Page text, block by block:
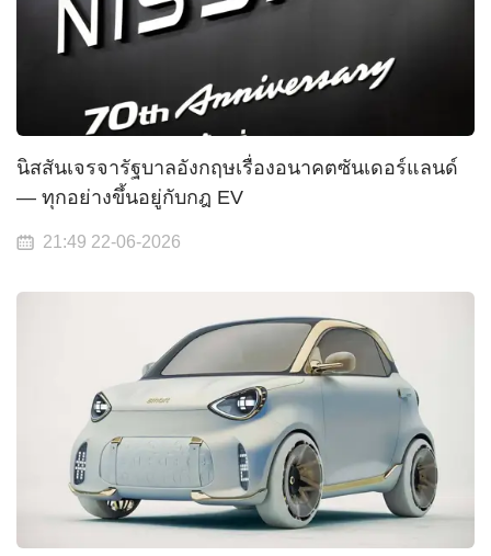
นิสสันเจรจารัฐบาลอังกฤษเรื่องอนาคตซันเดอร์แลนด์
— ทุกอย่างขึ้นอยู่กับกฎ EV
21:49 22-06-2026